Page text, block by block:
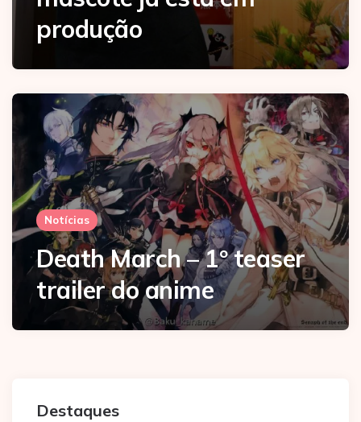
produção
Notícias
Death March – 1º teaser
trailer do anime
Destaques